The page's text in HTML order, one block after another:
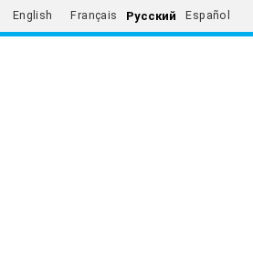
English Français Русский Español